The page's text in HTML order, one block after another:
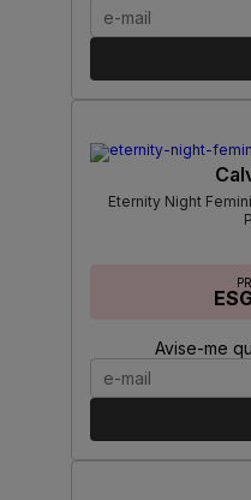
Eternity Night
Avise-me